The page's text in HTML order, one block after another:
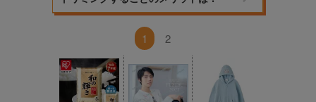
1 2